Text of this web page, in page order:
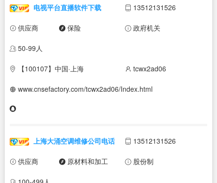
电视平台直播软件下载 13512131526
供应商 保险 政府机关
50-99人
【100107】中国·上海 tcwx2ad06
www.cnsefactory.com/tcwx2ad06/Index.html
上海大涌空调维修公司电话 13512131526
供应商 原材料和加工 股份制